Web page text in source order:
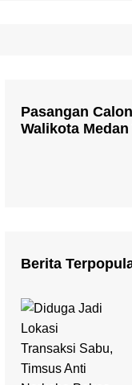
Pasangan
Walikota
Berita